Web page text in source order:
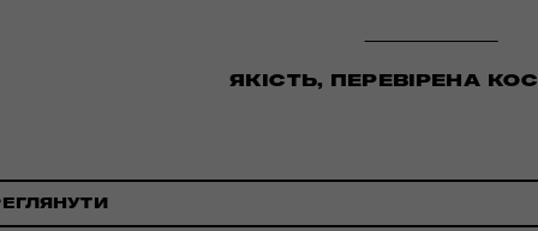
ЯКІСТЬ, ПЕРЕВІРЕНА